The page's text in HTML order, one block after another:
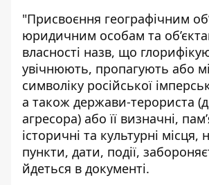
"Присвоєння географічним
юридичним особам та
власності назв, що
увічнюють, пропагують або
символіку російської
а також держави-терориста
агресора) або її визначні,
історичні та культурні місця,
пункти, дати, події,
йдеться в документі.